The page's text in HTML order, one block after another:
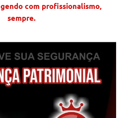
com profissionalismo,
sempre.